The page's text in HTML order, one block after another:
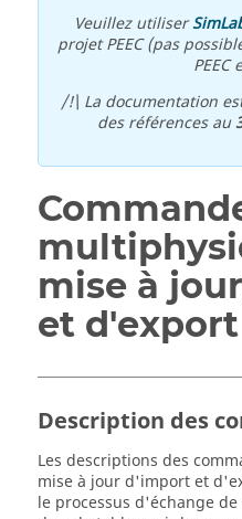
Veuillez utiliser
projet PEEC (pas
PEEC
/!\ La documentation
des références au
mise à
et d'export
Description des
Les descriptions des
mise à jour d'import et
le processus d'échange